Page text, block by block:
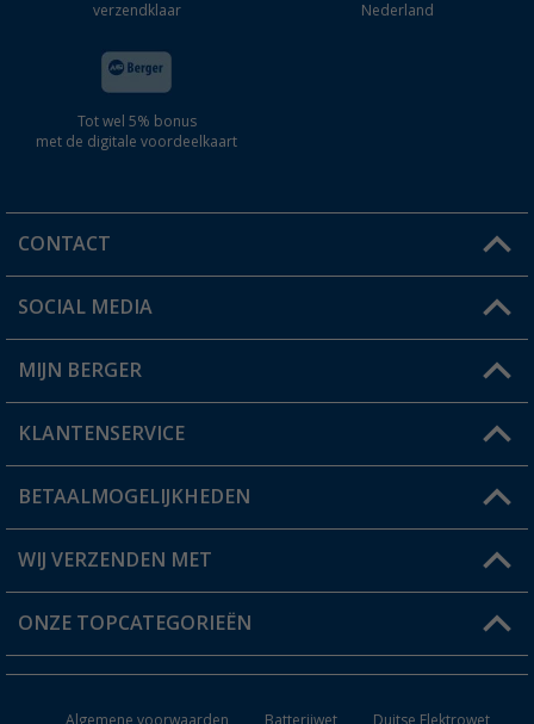
verzendklaar
Nederland
Tot wel 5% bonus
met de digitale voordeelkaart
CONTACT
Een vraag?
Winkel vinden
SOCIAL MEDIA
MIJN BERGER
Mijn account
Status bestelling
Verlanglijstje
KLANTENSERVICE
FAQ & Contact
Verzendinformatie
Catalogus
BETAALMOGELIJKHEDEN
WIJ VERZENDEN MET
ONZE TOPCATEGORIEËN
Algemene voorwaarden Batterijwet Duitse Elektrowet